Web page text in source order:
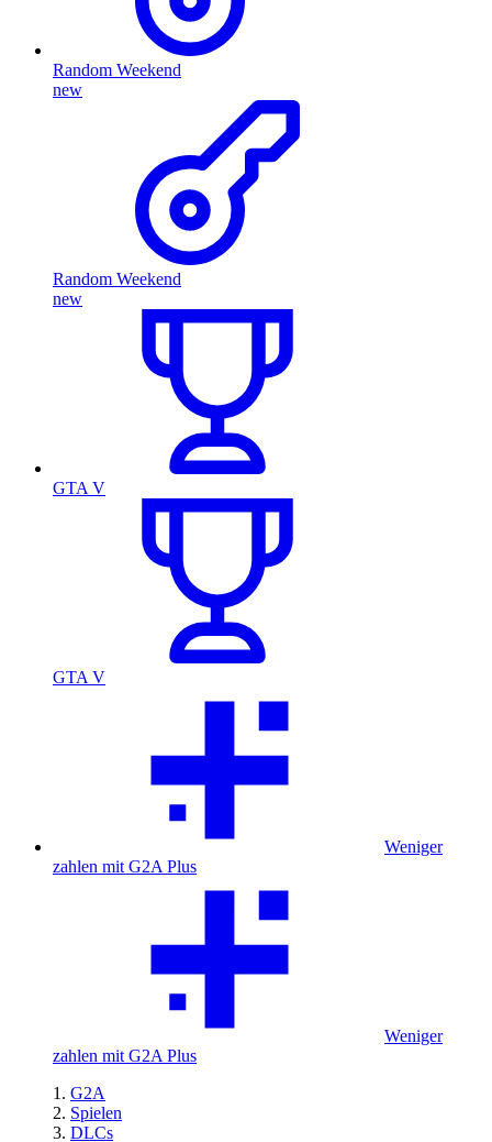
Random Weekend
new
Random Weekend
new
GTA V
GTA V
Weniger
zahlen mit G2A Plus
Weniger
zahlen mit G2A Plus
G2A
Spielen
DLCs